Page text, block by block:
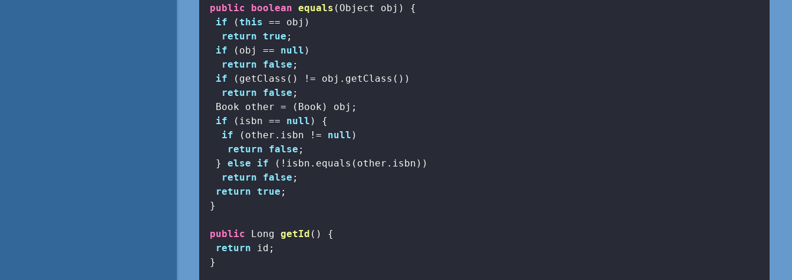
public
boolean equals (Object obj)
{
if (this == obj)
return true ;
if (obj == null )
return
false ;
if (getClass() != obj.getClass())
return
false ;
  Book other = (Book) obj;
if (isbn == null ) {
if (other.isbn != null )
return
false ;
  }
else if (!isbn.equals(other.isbn))
return
false ;
return true ;
}
public Long getId ()
{
return id;
}